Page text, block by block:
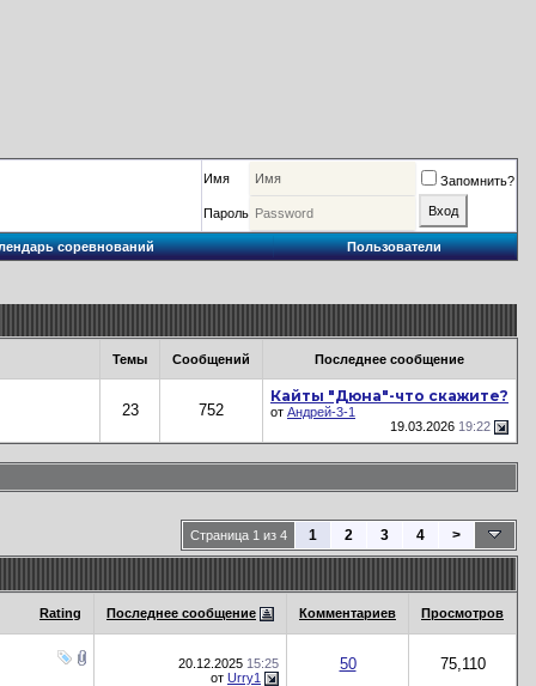
Имя Запомнить?
Пароль
соревнований Пользователи
Темы Сообщений Последнее сообщение
23 752
Кайты "Дюна"-что скажите?
от Андрей-3-1
19.03.2026 19:22
Страница 1 из 4 1 2 3 4 >
Rating Последнее сообщение Комментариев Просмотров
20.12.2025 15:25
от Urry1
50 75,110